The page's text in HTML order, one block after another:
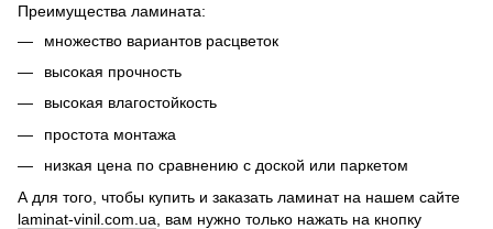
Преимущества ламината:
множество вариантов расцветок
высокая прочность
высокая влагостойкость
простота монтажа
низкая цена по сравнению с доской или паркетом
А для того, чтобы купить и заказать ламинат на нашем сайте
laminat-vinil.com.ua , вам нужно только нажать на кнопку